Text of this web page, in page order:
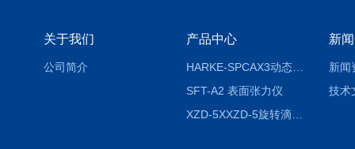
关于我们
公司简介
产品中心
HARKE-SPCAX3动态接触角测定仪系列
SFT-A2 表面张力仪
XZD-5XXZD-5旋转滴超低界面张力仪
新
新闻
技术